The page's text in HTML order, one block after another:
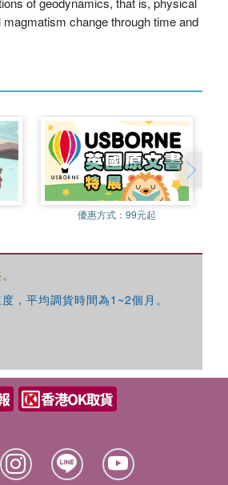
change through time and
優惠方式：99元起
，平均調貨時間為1~2個月。